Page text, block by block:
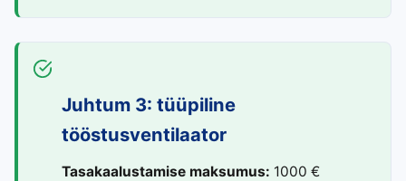
Juhtum 3: tüüpiline
tööstusventilaator
Tasakaalustamise maksumus: 1000 €